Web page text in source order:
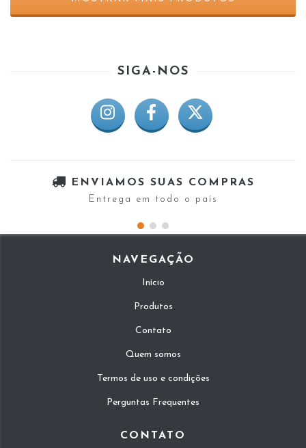
SIGA-NOS
ENVIAMOS SUAS COMPRAS
Entrega em todo o país
NAVEGAÇÃO
Início
Produtos
Contato
Quem somos
Termos de uso e condições
Perguntas Frequentes
CONTATO